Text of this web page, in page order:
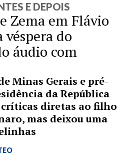
E DEPOIS
Zema em Flávio
véspera do
áudio com
Minas Gerais e pré-
da República
diretas ao filho
mas deixou uma